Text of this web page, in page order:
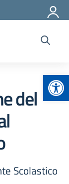
del
Scolastico